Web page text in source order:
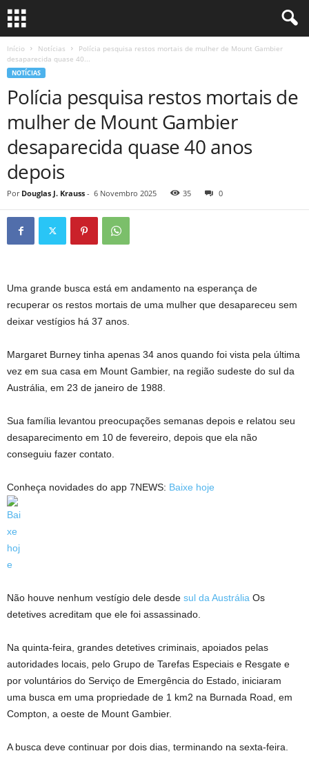
Início Notícias
Polícia pesquisa restos mortais de mulher de Mount Gambier
desaparecida quase 40...
NOTÍCIAS
Polícia pesquisa restos mortais de
mulher de Mount Gambier
desaparecida quase 40 anos
depois
Por Douglas J. Krauss - 6 Novembro 2025 35 0
Uma grande busca está em andamento na esperança de
recuperar os restos mortais de uma mulher que desapareceu sem
deixar vestígios há 37 anos.
Margaret Burney tinha apenas 34 anos quando foi vista pela última
vez em sua casa em Mount Gambier, na região sudeste do sul da
Austrália, em 23 de janeiro de 1988.
Sua família levantou preocupações semanas depois e relatou seu
desaparecimento em 10 de fevereiro, depois que ela não
conseguiu fazer contato.
Conheça novidades do app 7NEWS: Baixe hoje
Não houve nenhum vestígio dele desde sul da Austrália Os
detetives acreditam que ele foi assassinado.
Na quinta-feira, grandes detetives criminais, apoiados pelas
autoridades locais, pelo Grupo de Tarefas Especiais e Resgate e
por voluntários do Serviço de Emergência do Estado, iniciaram
uma busca em uma propriedade de 1 km2 na Burnada Road, em
Compton, a oeste de Mount Gambier.
A busca deve continuar por dois dias, terminando na sexta-feira.